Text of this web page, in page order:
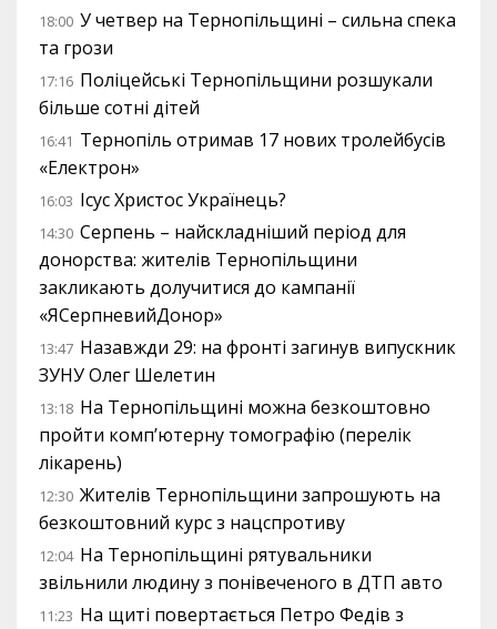
18:00 У четвер на Тернопільщині – сильна спека
та грози
17:16 Поліцейські Тернопільщини розшукали
більше сотні дітей
16:41 Тернопіль отримав 17 нових тролейбусів
«Електрон»
16:03 Ісус Христос Українець?
14:30 Серпень – найскладніший період для
донорства: жителів Тернопільщини
закликають долучитися до кампанії
«ЯСерпневийДонор»
13:47 Назавжди 29: на фронті загинув випускник
ЗУНУ Олег Шелетин
13:18 На Тернопільщині можна безкоштовно
пройти комп’ютерну томографію (перелік
лікарень)
12:30 Жителів Тернопільщини запрошують на
безкоштовний курс з нацспротиву
12:04 На Тернопільщині рятувальники
звільнили людину з понівеченого в ДТП авто
11:23 На щиті повертається Петро Федів з